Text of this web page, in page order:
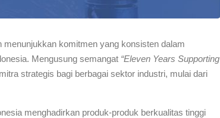
menunjukkan komitmen yang konsisten dalam
Mengusung semangat “Eleven Years Supporting
strategis bagi berbagai sektor industri, mulai dari
menghadirkan produk-produk berkualitas tinggi